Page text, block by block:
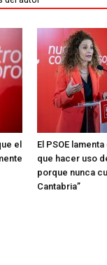
el
El PSOE
que hacer uso
porque nunca
Cantabria”